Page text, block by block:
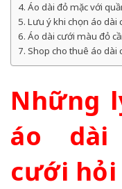
Áo dài đỏ mặc với
Lưu ý khi chọn áo dài
Áo dài cưới màu đỏ
Shop cho thuê áo dài
Những
áo dài
cưới hỏi